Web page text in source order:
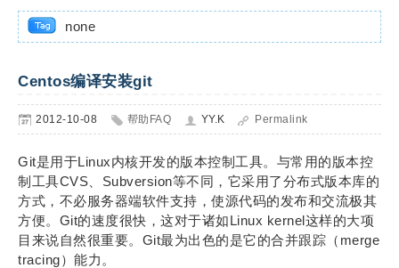
none
Centos编译安装git
2012-10-08 帮助FAQ YY.K Permalink
Git是用于Linux内核开发的版本控制工具。与常用的版本控
制工具CVS、Subversion等不同，它采用了分布式版本库的
方式，不必服务器端软件支持，使源代码的发布和交流极其
方便。Git的速度很快，这对于诸如Linux kernel这样的大项
目来说自然很重要。Git最为出色的是它的合并跟踪（merge
tracing）能力。